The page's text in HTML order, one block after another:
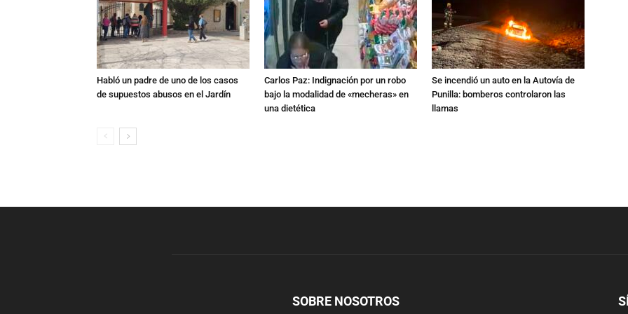
Habló un padre de uno de los casos
de supuestos abusos en el Jardín
Carlos Paz: Indignación por un robo
bajo la modalidad de «mecheras» en
una dietética
Se incendió un auto en la Autovía de
Punilla: bomberos controlaron las
llamas
SOBRE NOSOTROS